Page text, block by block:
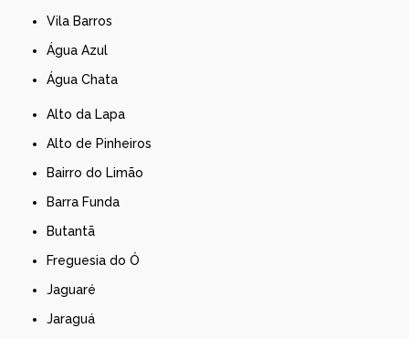
Vila Barros
Água Azul
Água Chata
Alto da Lapa
Alto de Pinheiros
Bairro do Limão
Barra Funda
Butantã
Freguesia do Ó
Jaguaré
Jaraguá